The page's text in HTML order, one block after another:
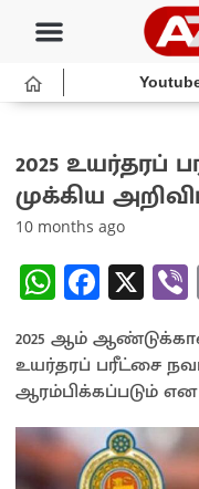
2025
முக்கிய
10 months ago
W
h
at
sA
p
p
Fa
ce
b
o
o
k
X
2025 ஆம்
உயர்தரப் பரீட்சை
ஆரம்பிக்கப்படும்